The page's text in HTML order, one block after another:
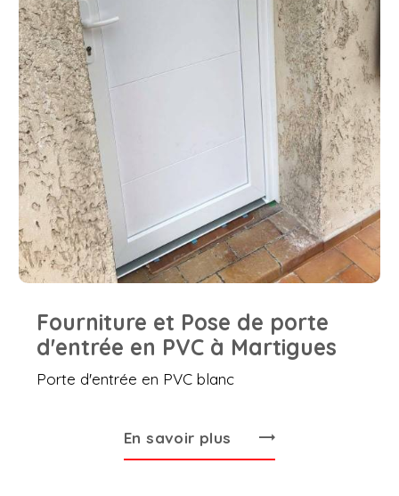
Fourniture et Pose de porte
d'entrée en PVC à Martigues
Porte d'entrée en PVC blanc
En savoir plus